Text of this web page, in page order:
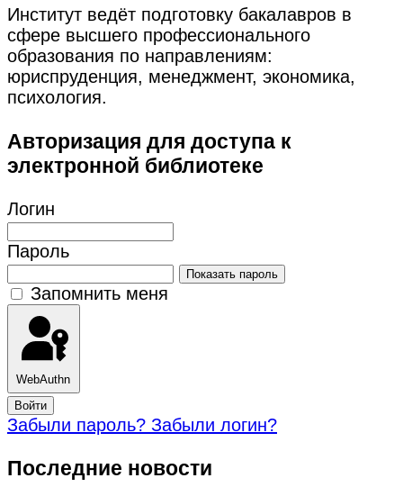
Институт ведёт подготовку бакалавров в
сфере высшего профессионального
образования по направлениям:
юриспруденция, менеджмент, экономика,
психология.
Авторизация для доступа к
электронной библиотеке
Логин
Пароль
Показать пароль
Запомнить меня
WebAuthn
Войти
Забыли пароль? Забыли логин?
Последние новости